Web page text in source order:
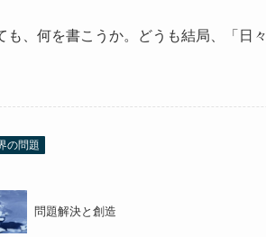
も、何を書こうか。どうも結局、「日
の問題
問題解決と創造